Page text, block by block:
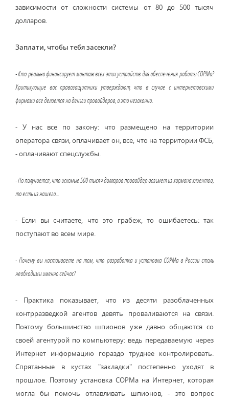
зависимости от сложности системы от 80 до 500 тысяч
долларов.
Заплати, чтобы тебя засекли?
- Кто реально финансирует монтаж всех этих устройств для обеспечения работы СОРМа?
Критикующие вас правозащитники утверждают, что в случае с интернетовскими
фирмами все делается на деньги провайдеров, а это незаконно.
- У нас все по закону: что размещено на территории
оператора связи, оплачивает он, все, что на территории ФСБ,
- оплачивают спецслужбы.
- Но получается, что искомые 500 тысяч долларов провайдер возьмет из кармана клиентов,
то есть из нашего...
- Если вы считаете, что это грабеж, то ошибаетесь: так
поступают во всем мире.
- Почему вы настаиваете на том, что разработка и установка СОРМа в России столь
необходимы именно сейчас?
- Практика показывает, что из десяти разоблаченных
контрразведкой агентов девять проваливаются на связи.
Поэтому большинство шпионов уже давно общаются со
своей агентурой по компьютеру: ведь передаваемую через
Интернет информацию гораздо труднее контролировать.
Спрятанные в кустах "закладки" постепенно уходят в
прошлое. Поэтому установка СОРМа на Интернет, которая
могла бы помочь отлавливать шпионов, - это вопрос